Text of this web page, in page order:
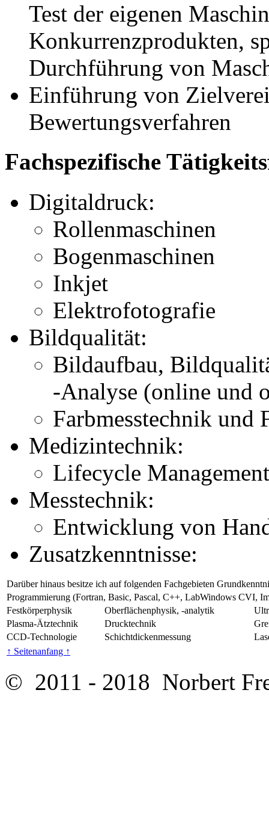
Test der eigenen
Konkurrenzprodukten,
Durchführung von
Einführung von
Bewertungsverfahren
Fachspezifische
Digitaldruck:
Rollenmaschinen
Bogenmaschinen
Inkjet
Elektrofotografie
Bildqualität:
Bildaufbau,
-Analyse (online und
Farbmesstechnik und
Medizintechnik:
Lifecycle
Messtechnik:
Entwicklung von
Zusatzkenntnisse:
Darüber hinaus besitze ich auf folgenden Fachgebieten
Programmierung (Fortran, Basic, Pascal, C++, LabWindows CVI,
Festkörperphysik
Oberflächenphysik, -analytik
Plasma-Ätztechnik
Drucktechnik
CCD-Technologie
Schichtdickenmessung
↑ Seitenanfang ↑
© 2011 - 2018 Norbert